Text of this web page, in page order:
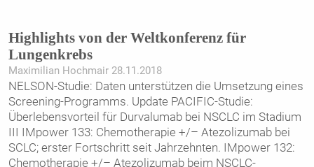
Highlights von der Weltkonferenz für
Lungenkrebs
Maximilian Hochmair 28.11.2018
NELSON-Studie: Daten unterstützen die Umsetzung eines
Screening-Programms. Update PACIFIC-Studie:
Überlebensvorteil für Durvalumab bei NSCLC im Stadium
III IMpower 133: Chemotherapie +/– Atezolizumab bei
SCLC; erster Fortschritt seit Jahrzehnten. IMpower 132:
Chemotherapie +/– Atezolizumab beim NSCLC-